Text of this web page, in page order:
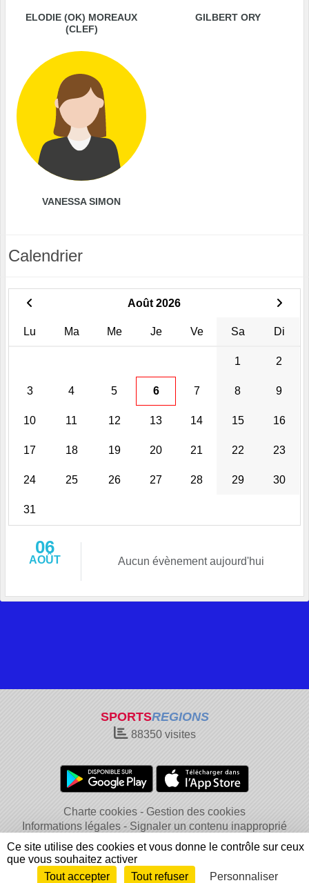
ELODIE (OK) MOREAUX
(CLEF)
GILBERT ORY
VANESSA SIMON
Calendrier
Août 2026
Lu Ma Me Je Ve Sa Di
1 2
3 4 5 6 7 8 9
10 11 12 13 14 15 16
17 18 19 20 21 22 23
24 25 26 27 28 29 30
31
06
AOÛT Aucun évènement aujourd'hui
SPORTSREGIONS
88350visites
Charte cookies
Gestion des cookies
Informations légales
Signaler un contenu inapproprié
Envie de participer ? Connexion
Ce site utilise des cookies et vous donne le contrôle sur ceux
que vous souhaitez activer
Tout accepter
Tout refuser Personnaliser